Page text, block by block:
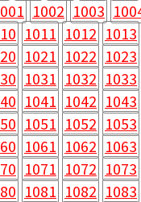
1002 1003
1011 1012 1013
1021 1022 1023
1031 1032 1033
1041 1042 1043
1051 1052 1053
1061 1062 1063
1071 1072 1073
1081 1082 1083